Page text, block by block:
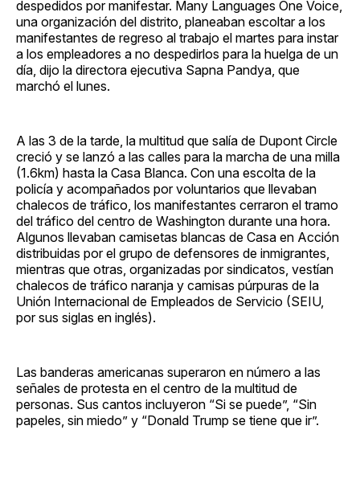
despedidos por manifestar. Many Languages One Voice,
una organización del distrito, planeaban escoltar a los
manifestantes de regreso al trabajo el martes para instar
a los empleadores a no despedirlos para la huelga de un
día, dijo la directora ejecutiva Sapna Pandya, que
marchó el lunes.
A las 3 de la tarde, la multitud que salía de Dupont Circle
creció y se lanzó a las calles para la marcha de una milla
(1.6km) hasta la Casa Blanca. Con una escolta de la
policía y acompañados por voluntarios que llevaban
chalecos de tráfico, los manifestantes cerraron el tramo
del tráfico del centro de Washington durante una hora.
Algunos llevaban camisetas blancas de Casa en Acción
distribuidas por el grupo de defensores de inmigrantes,
mientras que otras, organizadas por sindicatos, vestían
chalecos de tráfico naranja y camisas púrpuras de la
Unión Internacional de Empleados de Servicio (SEIU,
por sus siglas en inglés).
Las banderas americanas superaron en número a las
señales de protesta en el centro de la multitud de
personas. Sus cantos incluyeron “Si se puede”, “Sin
papeles, sin miedo” y “Donald Trump se tiene que ir”.